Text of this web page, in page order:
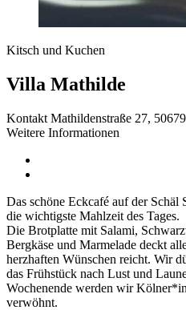
Kitsch und Kuchen
Villa Mathilde
Kontakt Mathildenstraße 27,
Weitere Informationen
Das schöne Eckcafé auf der
die wichtigste Mahlzeit des Tages.
Die Brotplatte mit Salami,
Bergkäse und Marmelade deckt
herzhaften Wünschen reicht. Wir
das Frühstück nach Lust und
Wochenende werden wir
verwöhnt.